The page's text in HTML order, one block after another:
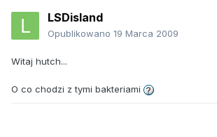
LSDisland
Opublikowano 19 Marca 2009
Witaj hutch...
O co chodzi z tymi bakteriami